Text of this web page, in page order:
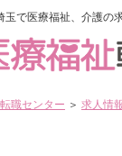
で医療福祉、介護の
職センター ＞ 求人情